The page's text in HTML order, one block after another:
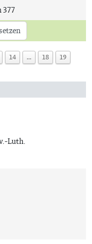
377
14 … 18
19
Luth.